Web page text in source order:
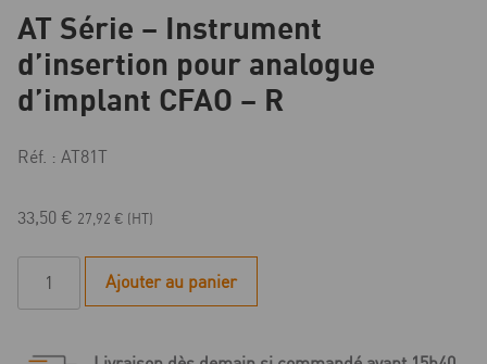
AT Série – Instrument
d’insertion pour analogue
d’implant CFAO – R
Réf. : AT81T
33,50 € 27,92 € (HT)
Ajouter au panier